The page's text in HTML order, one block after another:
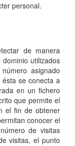
personal.
de manera
utilizados
asignado
se conecta a
en un fichero
que permite el
el fin de obtener
conocer el
de visitas
visitas, el punto